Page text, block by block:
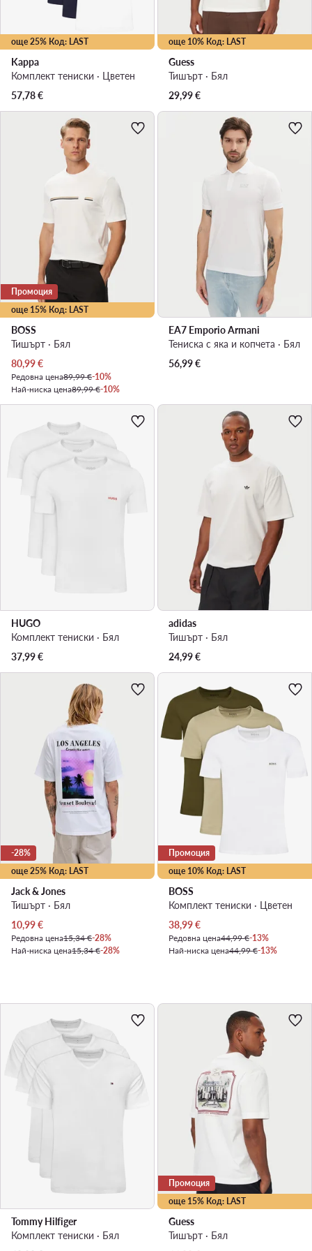
още 25% Код: LAST
Kappa
Комплект тениски · Цветен
57,78€
още 10% Код: LAST
Guess
Тишърт · Бял
29,99€
още 15% Код: LAST
Промоция
BOSS
Тишърт · Бял
Актуална цена
80,99€
Редовна цена89,99 €-10%
Най-ниска цена89,99 €-10%
EA7 Emporio Armani
Тениска с яка и копчета · Бял
56,99€
HUGO
Комплект тениски · Бял
37,99€
adidas
Тишърт · Бял
24,99€
още 25% Код: LAST
-28%
Jack & Jones
Тишърт · Бял
Актуална цена
10,99€
Редовна цена15,34 €-28%
Най-ниска цена15,34 €-28%
още 10% Код: LAST
Промоция
BOSS
Комплект тениски · Цветен
Актуална цена
38,99€
Редовна цена44,99 €-13%
Най-ниска цена44,99 €-13%
Tommy Hilfiger
Комплект тениски · Бял
още 15% Код: LAST
Промоция
Guess
Тишърт · Бял